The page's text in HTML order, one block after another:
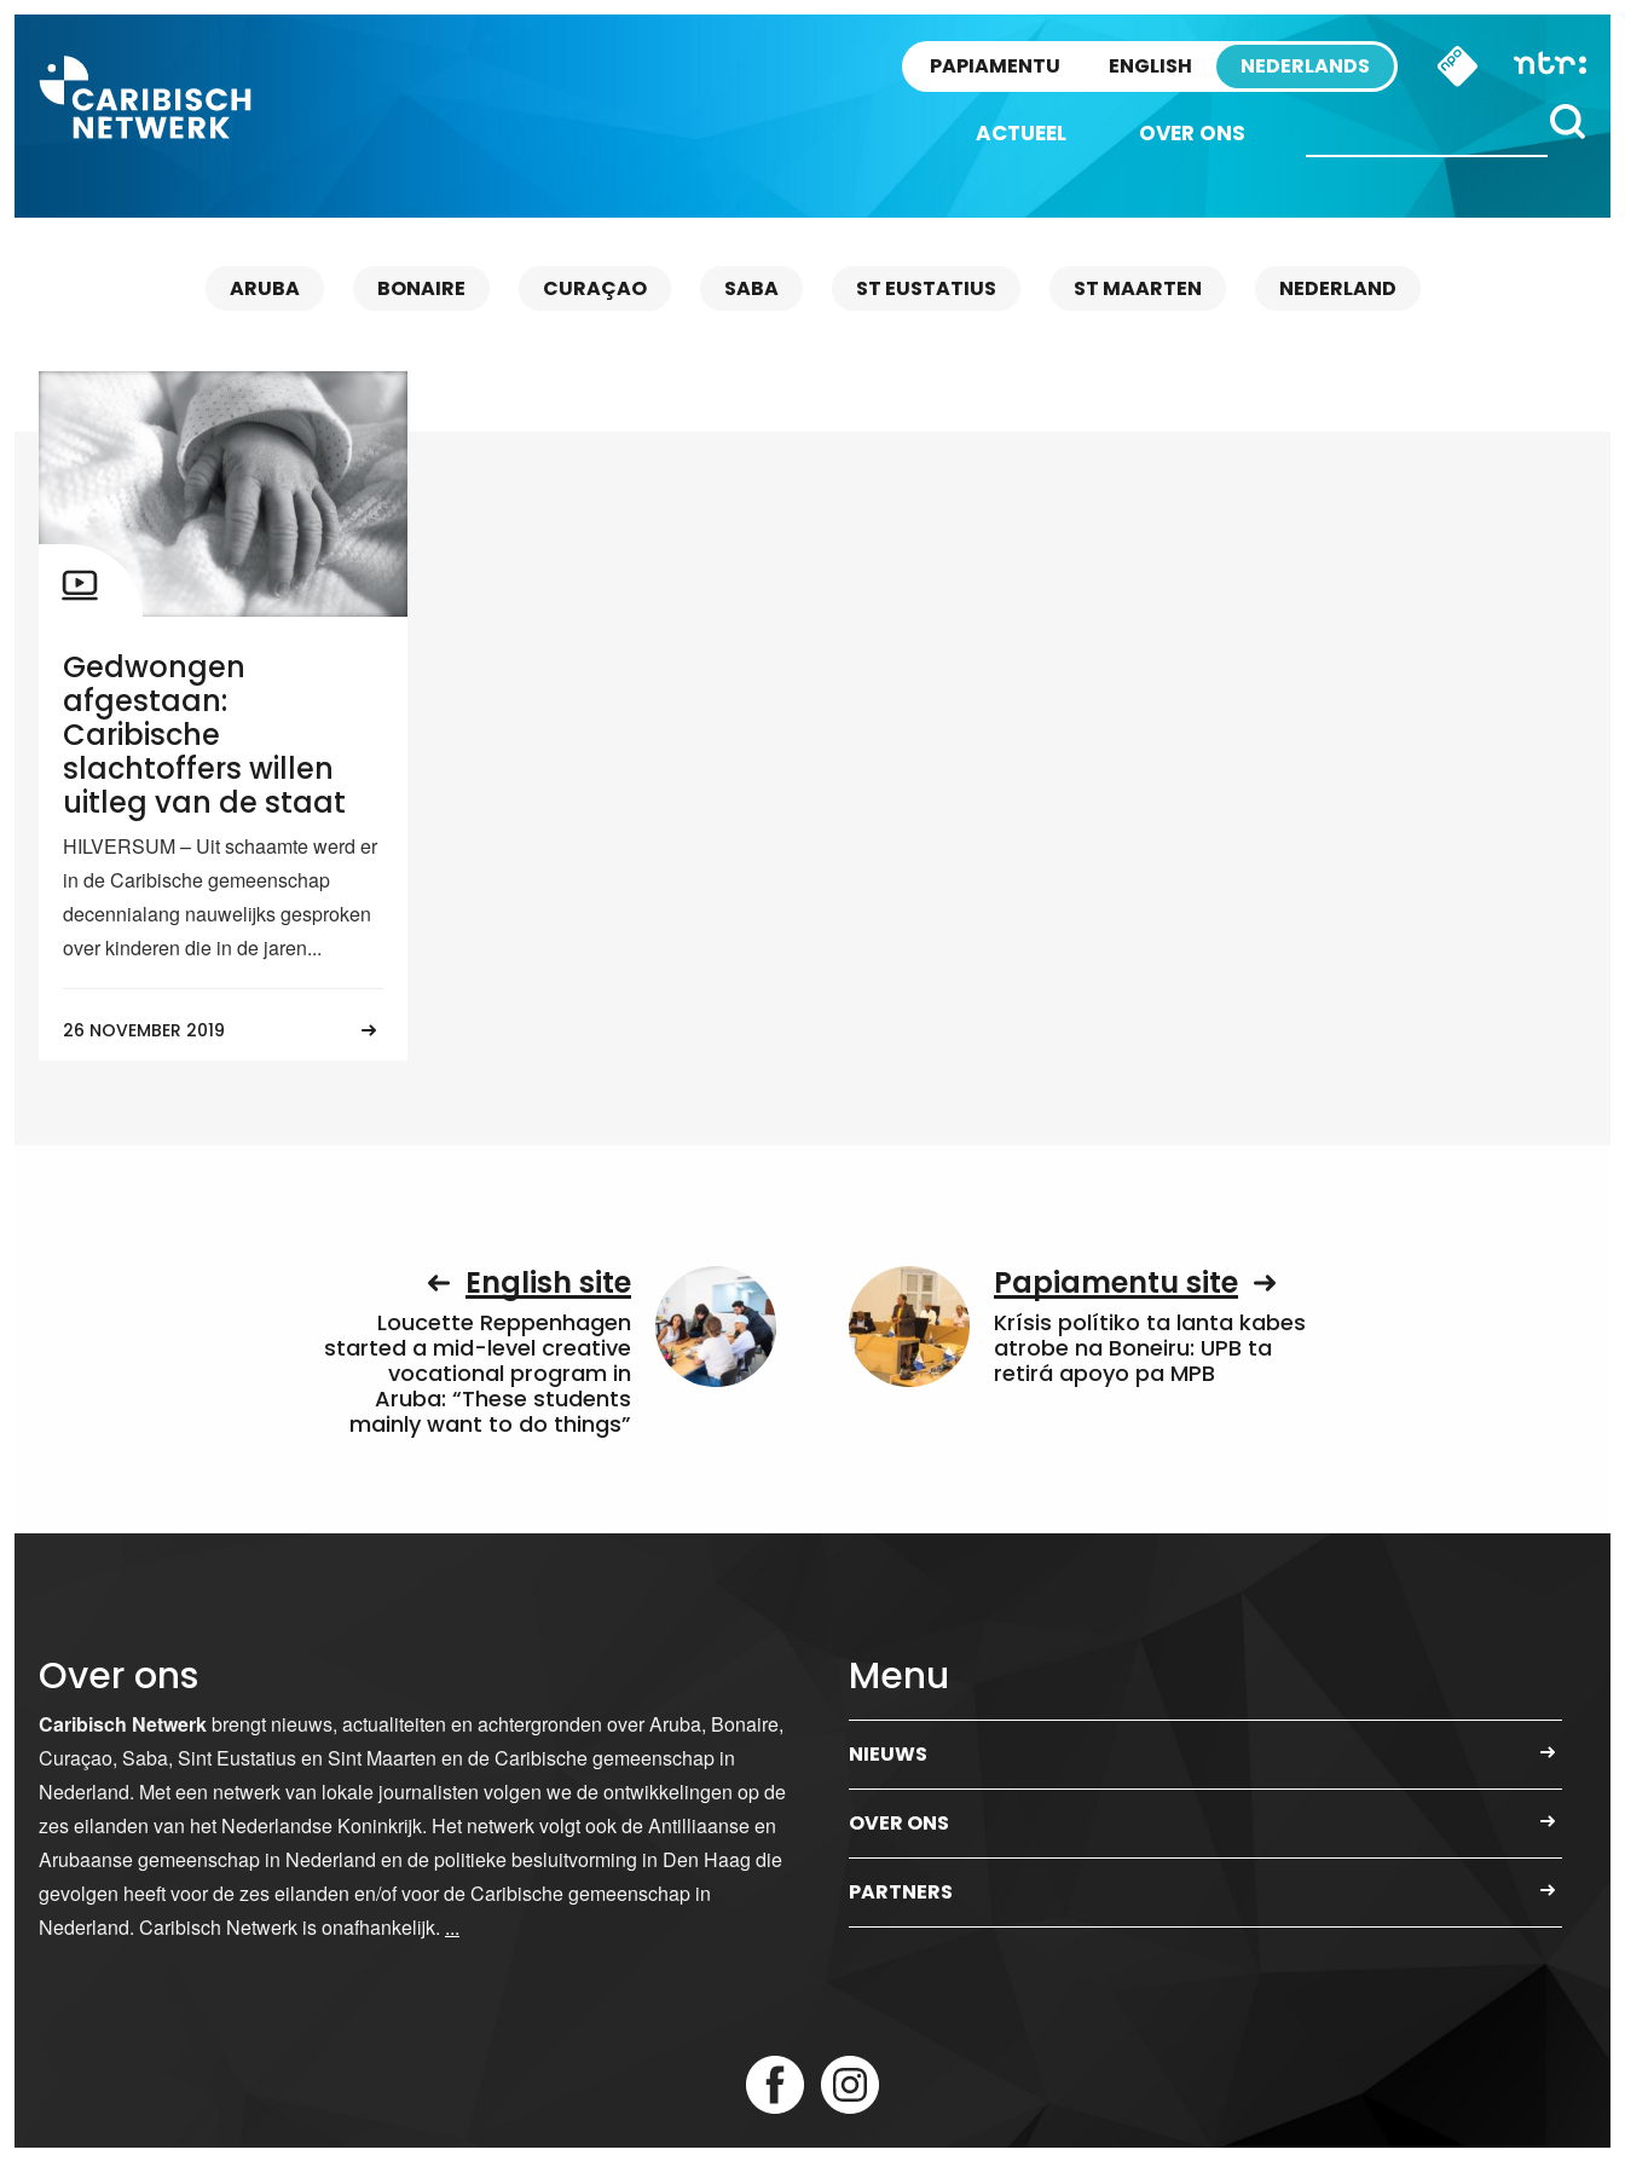
PAPIAMENTU ENGLISH NEDERLANDS
ACTUEEL OVER ONS
ARUBA BONAIRE CURAÇAO SABA ST EUSTATIUS ST MAARTEN NEDERLAND
Gedwongen
afgestaan:
Caribische
slachtoffers willen
uitleg van de staat
HILVERSUM – Uit schaamte werd er
in de Caribische gemeenschap
decennialang nauwelijks gesproken
over kinderen die in de jaren...
26 NOVEMBER 2019
English site
Loucette Reppenhagen
started a mid-level creative
vocational program in
Aruba: “These students
mainly want to do things”
Papiamentu site
Krísis polítiko ta lanta kabes
atrobe na Boneiru: UPB ta
retirá apoyo pa MPB
Over ons
Caribisch Netwerkbrengt nieuws, actualiteiten en achtergronden over Aruba, Bonaire,
Curaçao, Saba, Sint Eustatius en Sint Maarten en de Caribische gemeenschap in
Nederland. Met een netwerk van lokale journalisten volgen we de ontwikkelingen op de
zes eilanden van het Nederlandse Koninkrijk. Het netwerk volgt ook de Antilliaanse en
Arubaanse gemeenschap in Nederland en de politieke besluitvorming in Den Haag die
gevolgen heeft voor de zes eilanden en/of voor de Caribische gemeenschap in
Nederland. Caribisch Netwerk is onafhankelijk. ...
Menu
NIEUWS
OVER ONS
PARTNERS